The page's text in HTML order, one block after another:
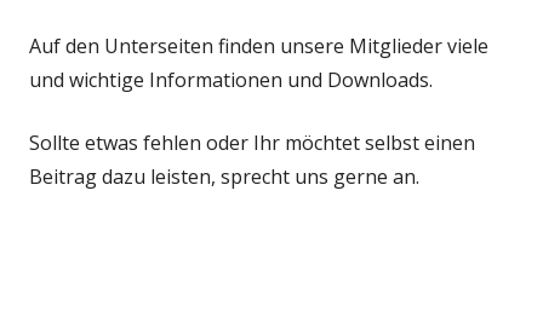
Auf den Unterseiten finden unsere Mitglieder viele
und wichtige Informationen und Downloads.
Sollte etwas fehlen oder Ihr möchtet selbst einen
Beitrag dazu leisten, sprecht uns gerne an.